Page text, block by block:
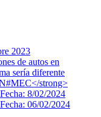
2023
de autos en
sería diferente
strong>
8/02/2024
06/02/2024